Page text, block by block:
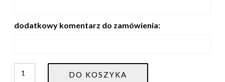
dodatkowy komentarz do zamówienia:
DO KOSZYKA